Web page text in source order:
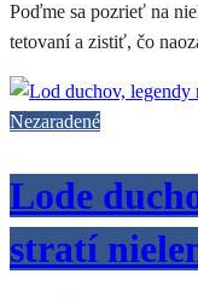
Poďme sa pozrieť na
tetovaní a zistiť, čo
Nezaradené
Lode
stratí